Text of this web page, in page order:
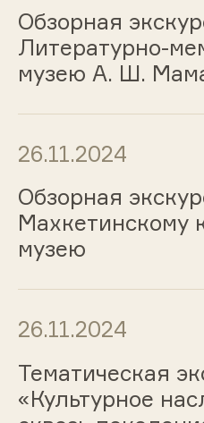
Обзорная
Литературно-
музею А. Ш.
26.11.2024
Обзорная
Махкетинскому
музею
26.11.2024
Тематическая
«Культурное